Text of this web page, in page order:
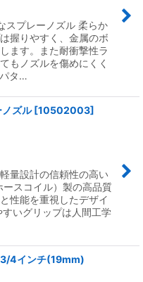
スプレーノズル 柔らか
握りやすく、金属のボ
ます。また耐衝撃性ラ
もノズルを傷めにくく
タ…
ズル [10502003]
量設計の信頼性の高い
ースコイル）製の高品質
性能を重視したデザイ
いグリップは人間工学
3/4インチ(19mm)